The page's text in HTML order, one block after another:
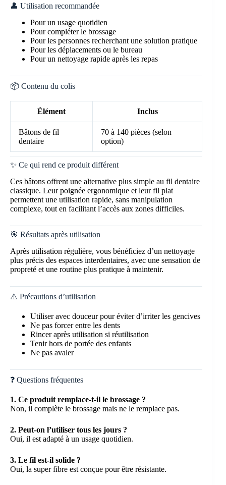
👤 Utilisation recommandée
Pour un usage quotidien
Pour compléter le brossage
Pour les personnes recherchant une solution pratique
Pour les déplacements ou le bureau
Pour un nettoyage rapide après les repas
📦 Contenu du colis
Élément Inclus
Bâtons de fil
dentaire
70 à 140 pièces (selon
option)
✨ Ce qui rend ce produit différent
Ces bâtons offrent une alternative plus simple au fil dentaire
classique. Leur poignée ergonomique et leur fil plat
permettent une utilisation rapide, sans manipulation
complexe, tout en facilitant l’accès aux zones difficiles.
🎯 Résultats après utilisation
Après utilisation régulière, vous bénéficiez d’un nettoyage
plus précis des espaces interdentaires, avec une sensation de
propreté et une routine plus pratique à maintenir.
⚠️ Précautions d’utilisation
Utiliser avec douceur pour éviter d’irriter les gencives
Ne pas forcer entre les dents
Rincer après utilisation si réutilisation
Tenir hors de portée des enfants
Ne pas avaler
❓ Questions fréquentes
1. Ce produit remplace-t-il le brossage ?
Non, il complète le brossage mais ne le remplace pas.
2. Peut-on l’utiliser tous les jours ?
Oui, il est adapté à un usage quotidien.
3. Le fil est-il solide ?
Oui, la super fibre est conçue pour être résistante.